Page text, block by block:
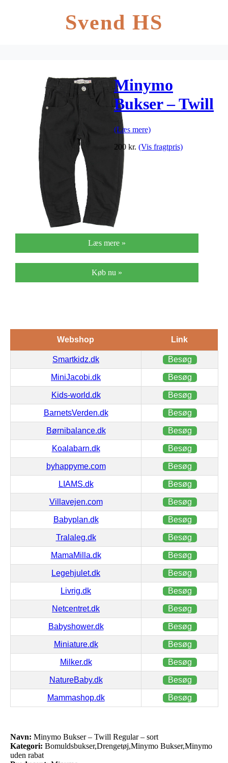
Svend HS
Minymo
Bukser – Twill
Regular – sort
(Læs mere)
200 kr. (Vis fragtpris)
Læs mere »
Køb nu »
Webshop Link
Smartkidz.dk Besøg
MiniJacobi.dk Besøg
Kids-world.dk Besøg
BarnetsVerden.dk Besøg
Børnibalance.dk Besøg
Koalabarn.dk Besøg
byhappyme.com Besøg
LIAMS.dk Besøg
Villavejen.com Besøg
Babyplan.dk Besøg
Tralaleg.dk Besøg
MamaMilla.dk Besøg
Legehjulet.dk Besøg
Livrig.dk Besøg
Netcentret.dk Besøg
Babyshower.dk Besøg
Miniature.dk Besøg
Milker.dk Besøg
NatureBaby.dk Besøg
Mammashop.dk Besøg
Navn: Minymo Bukser – Twill Regular – sort
Kategori: Bomuldsbukser,Drengetøj,Minymo Bukser,Minymo
uden rabat